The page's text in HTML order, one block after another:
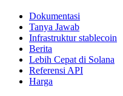
Dokumentasi
Tanya Jawab
Infrastruktur stablecoin
Berita
Lebih Cepat di Solana
Referensi API
Harga